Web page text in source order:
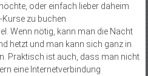
oder einfach lieber daheim
zu buchen.
Wenn nötig, kann man die Nacht
hetzt und man kann sich ganz in
Praktisch ist auch, dass man nicht
eine Internetverbindung